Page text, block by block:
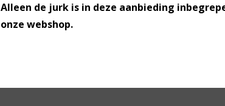
Alleen de jurk is in deze aanbieding
onze webshop.